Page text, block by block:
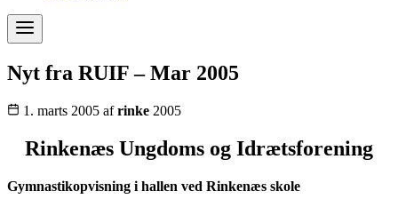
Nyt fra RUIF – Mar 2005
1. marts 2005 afrinke 2005
Rinkenæs Ungdoms og Idrætsforening
Gymnastikopvisning i hallen ved Rinkenæs skole